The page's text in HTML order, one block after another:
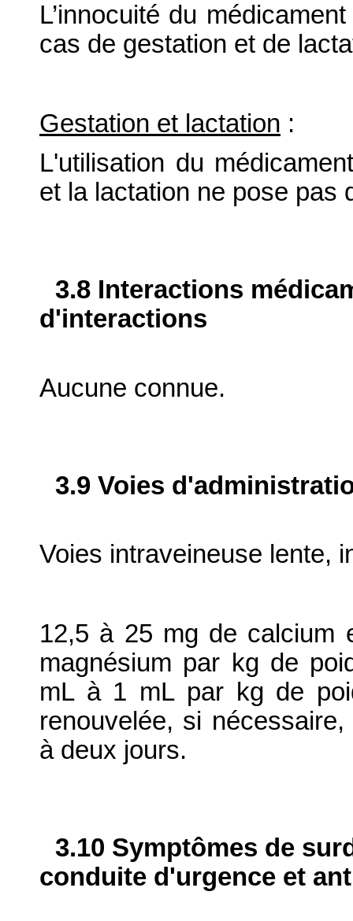
L’innocuité du
cas de gestation et de
Gestation et lactation :
L'utilisation du
et la lactation ne pose pas
3.8 Interactions
d'interactions
Aucune connue.
3.9 Voies
Voies intraveineuse lente,
12,5 à 25 mg de calcium
magnésium par kg de
mL à 1 mL par kg de
renouvelée, si
à deux jours.
3.10 Symptômes de
conduite d'urgence et